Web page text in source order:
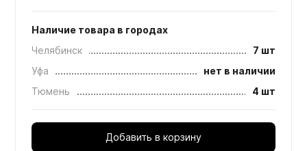
Наличие товара в городах
Челябинск
7 шт
Уфа
нет в наличии
Тюмень
4 шт
Добавить в корзину